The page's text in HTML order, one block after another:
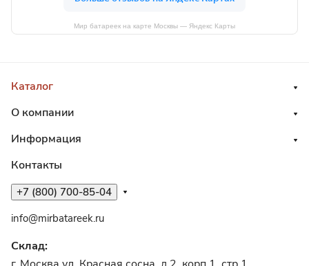
Мир батареек на карте Москвы — Яндекс Карты
Каталог
О компании
Информация
Контакты
+7 (800) 700-85-04
info@mirbatareek.ru
Склад: